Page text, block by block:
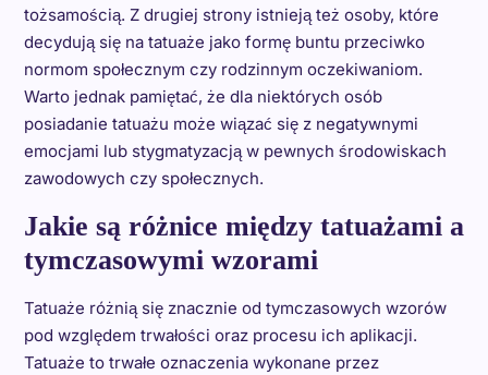
tożsamością. Z drugiej strony istnieją też osoby, które
decydują się na tatuaże jako formę buntu przeciwko
normom społecznym czy rodzinnym oczekiwaniom.
Warto jednak pamiętać, że dla niektórych osób
posiadanie tatuażu może wiązać się z negatywnymi
emocjami lub stygmatyzacją w pewnych środowiskach
zawodowych czy społecznych.
Jakie są różnice między tatuażami a
tymczasowymi wzorami
Tatuaże różnią się znacznie od tymczasowych wzorów
pod względem trwałości oraz procesu ich aplikacji.
Tatuaże to trwałe oznaczenia wykonane przez